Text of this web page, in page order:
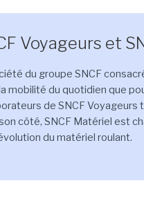
Voyageurs et
du groupe SNCF
mobilité du quotidien que
de SNCF Voyageurs
côté, SNCF Matériel est
du matériel roulant.